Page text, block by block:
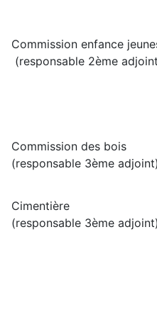
Commission enfance
(responsable 2ème
Commission des bois
(responsable 3ème adjoint)
Cimentière
(responsable 3ème adjoint)